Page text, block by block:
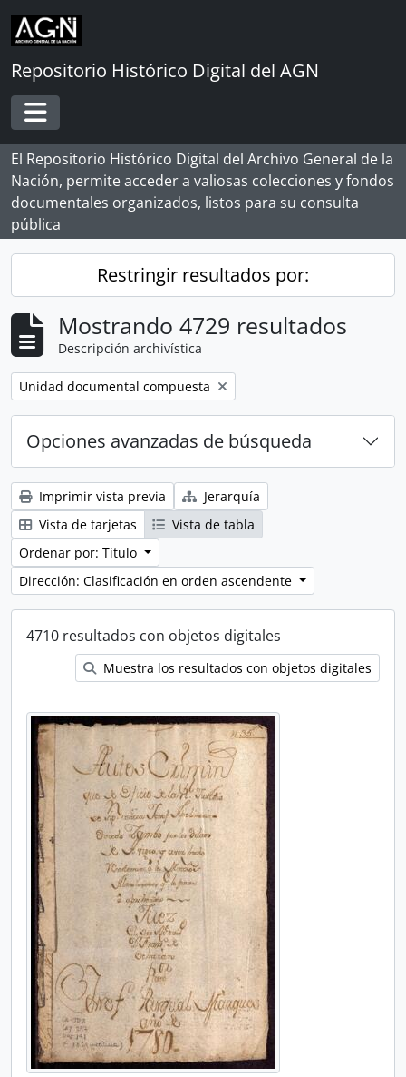
Skip to main content
Repositorio Histórico Digital del AGN
Toggle navigation
El Repositorio Histórico Digital del Archivo General de la
Nación, permite acceder a valiosas colecciones y fondos
documentales organizados, listos para su consulta
pública
Restringir resultados por:
Mostrando 4729 resultados
Descripción archivística
Remove filter:
Unidad documental compuesta
Opciones avanzadas de búsqueda
Imprimir vista previa
Jerarquía
Vista de tarjetas
Vista de tabla
Ordenar por: Título
Dirección: Clasificación en orden ascendente
4710 resultados con objetos digitales
Muestra los resultados con objetos digitales